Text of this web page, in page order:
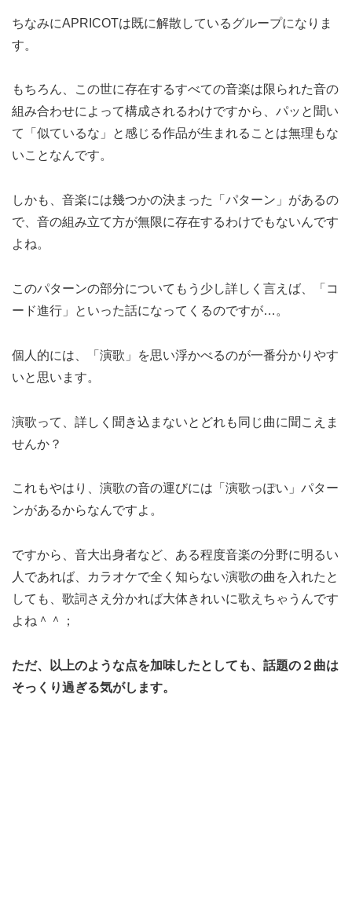
ちなみにAPRICOTは既に解散しているグループになりま
す。
もちろん、この世に存在するすべての音楽は限られた音の
組み合わせによって構成されるわけですから、パッと聞い
て「似ているな」と感じる作品が生まれることは無理もな
いことなんです。
しかも、音楽には幾つかの決まった「パターン」があるの
で、音の組み立て方が無限に存在するわけでもないんです
よね。
このパターンの部分についてもう少し詳しく言えば、「コ
ード進行」といった話になってくるのですが…。
個人的には、「演歌」を思い浮かべるのが一番分かりやす
いと思います。
演歌って、詳しく聞き込まないとどれも同じ曲に聞こえま
せんか？
これもやはり、演歌の音の運びには「演歌っぽい」パター
ンがあるからなんですよ。
ですから、音大出身者など、ある程度音楽の分野に明るい
人であれば、カラオケで全く知らない演歌の曲を入れたと
しても、歌詞さえ分かれば大体きれいに歌えちゃうんです
よね＾＾；
ただ、以上のような点を加味したとしても、話題の２曲は
そっくり過ぎる気がします。